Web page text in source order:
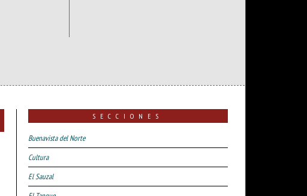
SECCIONES
Buenavista del Norte
Cultura
El Sauzal